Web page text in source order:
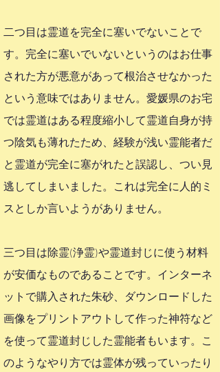
二つ目は霊道を完全に塞いでないことで
す。完全に塞いでいないというのはお仕事
された方が悪意があって根治させなかった
という意味ではありません。愛媛県のお宅
では霊道はある程度縮小して霊道自身が持
つ陰気も薄れたため、経験が浅い霊能者だ
と霊道が完全に塞がれたと誤認し、つい見
逃してしまいました。これは完全に人的ミ
スとしか言いようがありません。
三つ目は除霊(浄霊)や霊道封じに使う材料
が安価なものであることです。インターネ
ットで購入された朱砂、ダウンロードした
画像をプリントアウトして作った神符など
を使って霊道封じした霊能者もいます。こ
のようなやり方では霊体が残っていったり